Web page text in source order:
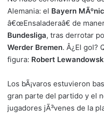
Alemania: el Bayern
â€œEnsaladeraâ€ de
Bundesliga, tras derrotar
Werder Bremen. Â¿El gol?
figura: Robert
Los bÃ¡varos estuvieron
gran parte del partido y el
jugadores jÃ³venes de la